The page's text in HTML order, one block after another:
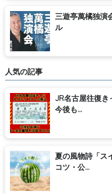
三遊亭萬橘独演
ル
人気の記事
JR名古屋往復き
今後も...
夏の風物詩「ス
コツ・公...